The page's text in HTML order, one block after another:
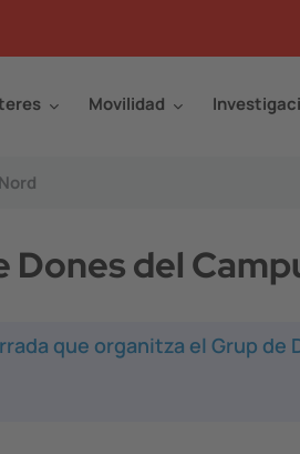
Movilidad
del
que organitza el Grup de